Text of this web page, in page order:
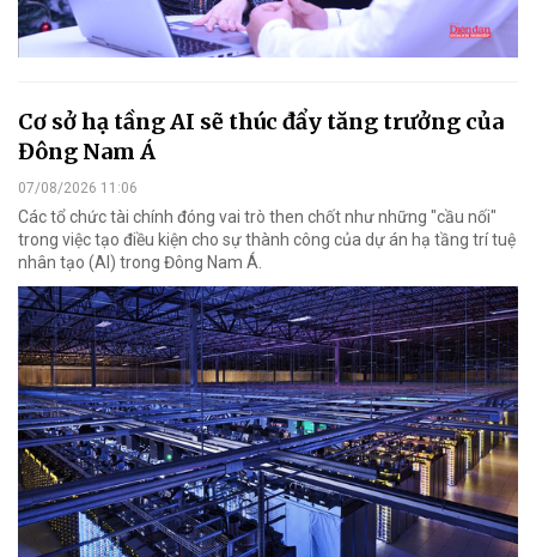
Cơ sở hạ tầng AI sẽ thúc đẩy tăng trưởng của
Đông Nam Á
07/08/2026 11:06
Các tổ chức tài chính đóng vai trò then chốt như những "cầu nối"
trong việc tạo điều kiện cho sự thành công của dự án hạ tầng trí tuệ
nhân tạo (AI) trong Đông Nam Á.